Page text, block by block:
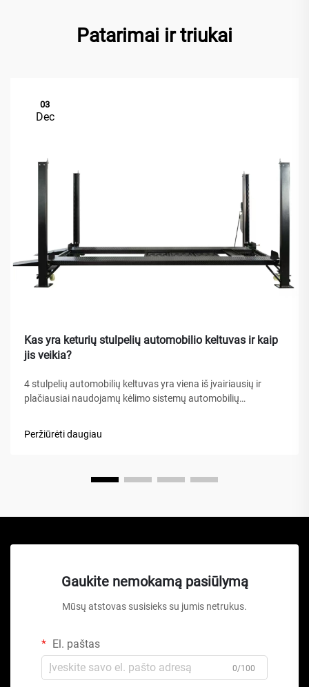
Patarimai ir triukai
03
Dec
Kas yra keturių stulpelių automobilio keltuvas ir kaip
jis veikia?
4 stulpelių automobilių keltuvas yra viena iš įvairiausių ir
plačiausiai naudojamų kėlimo sistemų automobilių
hidraulinių keliamųjų ar žirklinių keltuvų, šis mechaninis
Peržiūrėti daugiau
Gaukite nemokamą pasiūlymą
Mūsų atstovas susisieks su jumis netrukus.
El. paštas
0/100